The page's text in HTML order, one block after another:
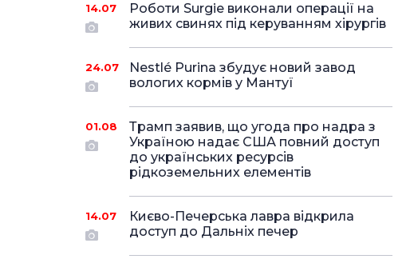
14.07
Роботи Surgie виконали операції на
живих свинях під керуванням хірургів
24.07
Nestlé Purina збудує новий завод
вологих кормів у Мантуї
01.08
Трамп заявив, що угода про надра з
Україною надає США повний доступ
до українських ресурсів
рідкоземельних елементів
14.07
Києво-Печерська лавра відкрила
доступ до Дальніх печер